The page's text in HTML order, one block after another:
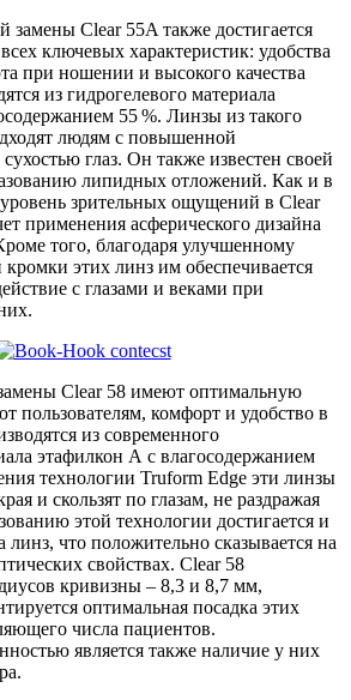
замены Clear 55A также достигается
ключевых характеристик: удобства
при ношении и высокого качества
из гидрогелевого материала
55 %. Линзы из такого
людям с повышенной
глаз. Он также известен своей
липидных отложений. Как и в
зрительных ощущений в Clear
применения асферического дизайна
того, благодаря улучшенному
этих линз им обеспечивается
с глазами и веками при
Clear 58 имеют опти­мальную
пользователям, комфорт и удобство в
из современного
этафилкон А с влагосодержанием
технологии Truform Edge эти линзы
и скользят по глазам, не раздражая
этой технологии достигается и
что положительно сказывается на
свойствах. Clear 58
кривизны – 8,3 и 8,7 мм,
оптимальная посадка этих
числа пациентов.
является также наличие у них